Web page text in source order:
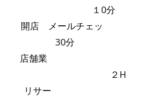
0分
店 メールチェッ
分
舗業
２H
サー